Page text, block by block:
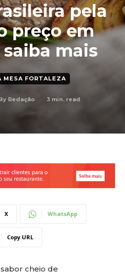
pela
preço em
mais
MESA FORTALEZA
Redação 3 min. read
X WhatsApp
Copy URL
cheio de